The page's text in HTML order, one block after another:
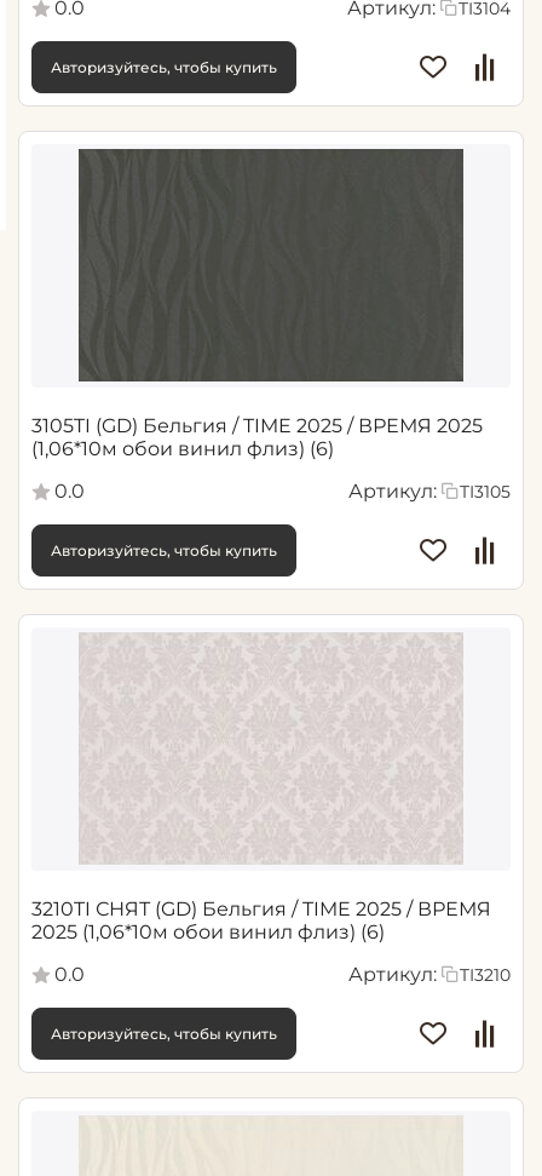
0.0 Артикул: TI3104
Авторизуйтесь, чтобы купить
3105TI (GD) Бельгия / TIME 2025 / ВРЕМЯ 2025
(1,06*10м обои винил флиз) (6)
0.0
Артикул: TI3105
Авторизуйтесь, чтобы купить
3210TI СНЯТ (GD) Бельгия / TIME 2025 / ВРЕМЯ
2025 (1,06*10м обои винил флиз) (6)
0.0
Артикул: TI3210
Авторизуйтесь, чтобы купить